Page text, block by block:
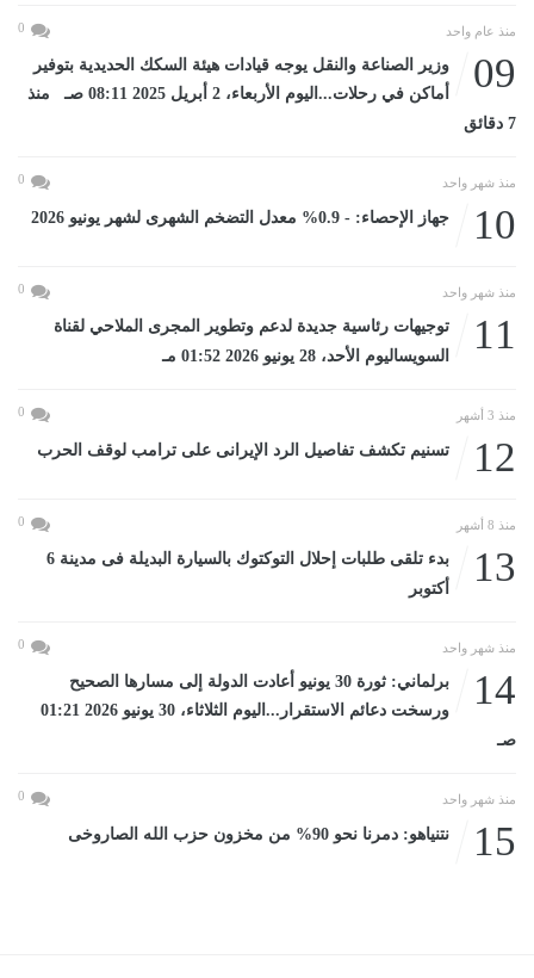
منذ عام واحد 0
09
وزير الصناعة والنقل يوجه قيادات هيئة السكك الحديدية بتوفير
أماكن في رحلات...اليوم الأربعاء، 2 أبريل 2025 08:11 صـ منذ
7 دقائق
منذ شهر واحد 0
10 جهاز الإحصاء: - 0.9% معدل التضخم الشهرى لشهر يونيو 2026
منذ شهر واحد 0
11
توجيهات رئاسية جديدة لدعم وتطوير المجرى الملاحي لقناة
السويساليوم الأحد، 28 يونيو 2026 01:52 مـ
منذ 3 أشهر 0
12 تسنيم تكشف تفاصيل الرد الإيرانى على ترامب لوقف الحرب
منذ 8 أشهر 0
13
بدء تلقى طلبات إحلال التوكتوك بالسيارة البديلة فى مدينة 6
أكتوبر
منذ شهر واحد 0
14
برلماني: ثورة 30 يونيو أعادت الدولة إلى مسارها الصحيح
ورسخت دعائم الاستقرار...اليوم الثلاثاء، 30 يونيو 2026 01:21
صـ
منذ شهر واحد 0
15 نتنياهو: دمرنا نحو 90% من مخزون حزب الله الصاروخى